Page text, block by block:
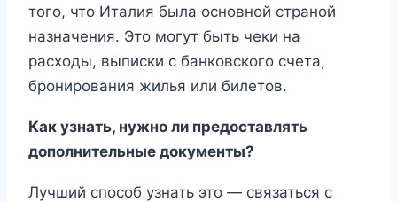
того, что Италия была основной страной
назначения. Это могут быть чеки на
расходы, выписки с банковского счета,
бронирования жилья или билетов.
Как узнать, нужно ли предоставлять
дополнительные документы?
Лучший способ узнать это — связаться с